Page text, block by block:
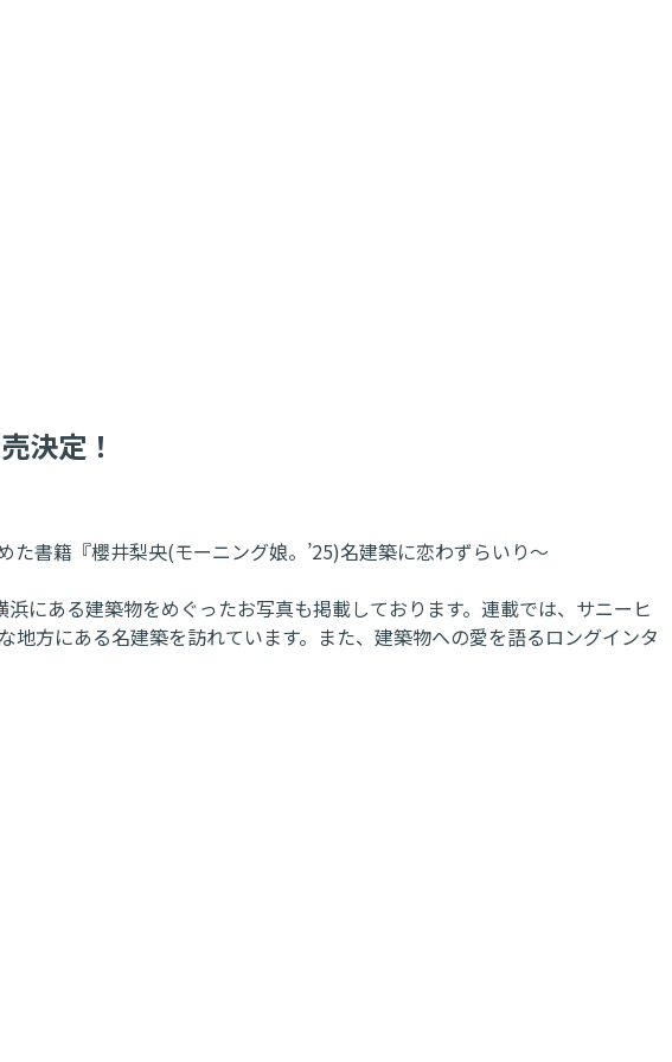
決定！
書籍『櫻井梨央(モーニング娘。’25)名建築に恋わずらいり～
にある建築物をめぐったお写真も掲載しております。連載では、サニーヒ
方にある名建築を訪れています。また、建築物への愛を語るロングインタ